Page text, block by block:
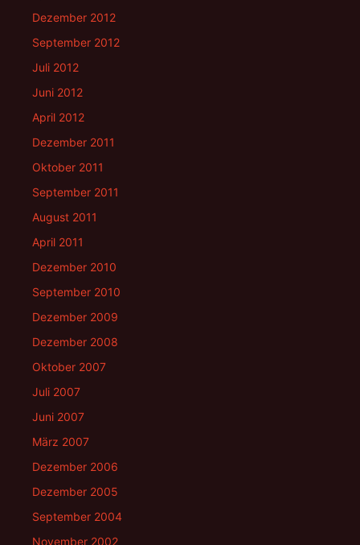
Dezember 2012
September 2012
Juli 2012
Juni 2012
April 2012
Dezember 2011
Oktober 2011
September 2011
August 2011
April 2011
Dezember 2010
September 2010
Dezember 2009
Dezember 2008
Oktober 2007
Juli 2007
Juni 2007
März 2007
Dezember 2006
Dezember 2005
September 2004
November 2002